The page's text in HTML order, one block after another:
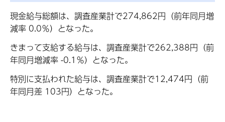
現金給与総額は、調査産業計で274,862円（前年同月増
減率 0.0％）となった。
きまって支給する給与は、調査産業計で262,388円（前
年同月増減率 -0.1％）となった。
特別に支払われた給与は、調査産業計で12,474円（前
年同月差 103円）となった。